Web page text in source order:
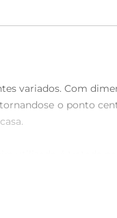
variados. Com
o ponto
agradáveis